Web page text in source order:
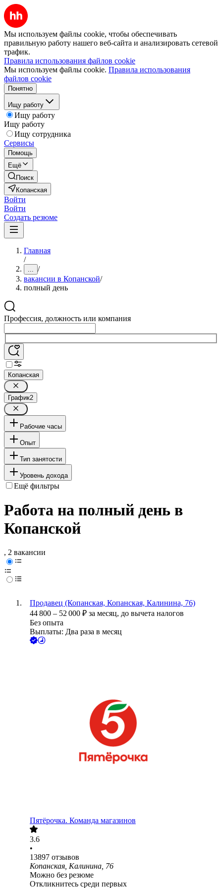
Мы используем файлы cookie, чтобы обеспечивать
правильную работу нашего веб-сайта и анализировать сетевой
трафик.
Правила использования файлов cookie
Мы используем файлы cookie. Правила использования
файлов cookie
Понятно
Ищу работу
Ищу работу
Ищу работу
Ищу сотрудника
Сервисы
Помощь
Ещё
Поиск
Копанская
Войти
Войти
Создать резюме
Главная
/
... /
вакансии в Копанской/
полный день
Профессия, должность или компания
Копанская
График2
Рабочие часы
Опыт
Тип занятости
Уровень дохода
Ещё фильтры
Работа на полный день в
Копанской
, 2 вакансии
Продавец (Копанская, Копанская, Калинина, 76)
44 800 – 52 000 ₽ за месяц, до вычета налогов
Без опыта
Выплаты: Два раза в месяц
Пятёрочка. Команда магазинов
3.6
•
13897 отзывов
Копанская, Калинина, 76
Можно без резюме
Откликнитесь среди первых